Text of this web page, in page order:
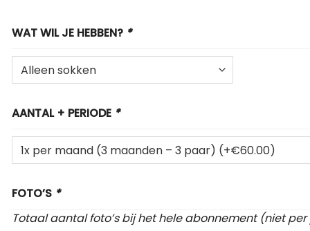
WAT WIL JE HEBBEN? *
AANTAL + PERIODE *
FOTO’S *
Totaal aantal foto’s bij het hele abonnement (niet